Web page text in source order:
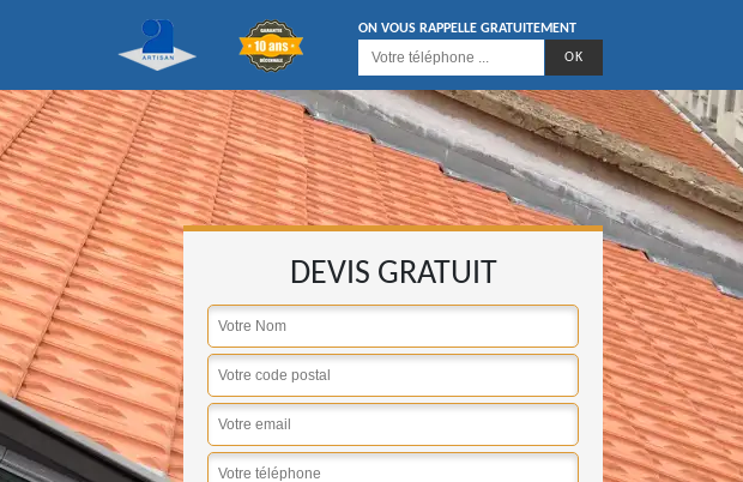
ON VOUS RAPPELLE GRATUITEMENT
DEVIS GRATUIT